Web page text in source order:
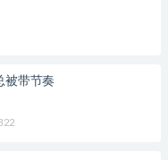
被带节奏